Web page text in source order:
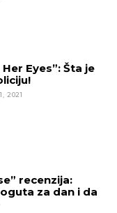
Eyes”: Šta je
2021
recenzija:
za dan i da